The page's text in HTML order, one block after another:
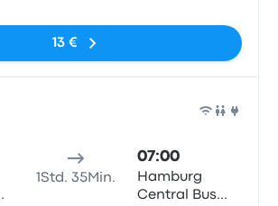
13 €
1Std. 35Min.
07:00
Hamburg
Central Bus